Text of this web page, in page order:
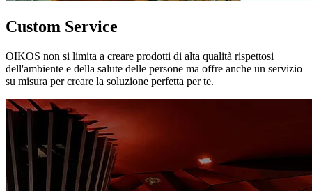
Custom Service
OIKOS non si limita a creare prodotti di alta qualità rispettosi
dell'ambiente e della salute delle persone ma offre anche un servizio
su misura per creare la soluzione perfetta per te.